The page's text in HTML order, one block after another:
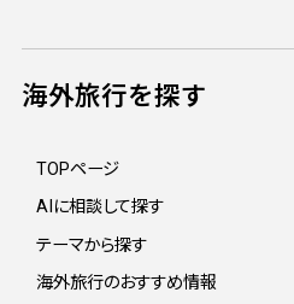
海外旅行を探す
TOPページ
AIに相談して探す
テーマから探す
海外旅行のおすすめ情報